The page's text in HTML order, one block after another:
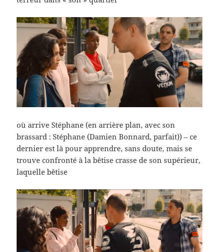
où arrive Stéphane (en arrière plan, avec son
brassard : Stéphane (Damien Bonnard, parfait)) – ce
dernier est là pour apprendre, sans doute, mais se
trouve confronté à la bêtise crasse de son supérieur,
laquelle bêtise